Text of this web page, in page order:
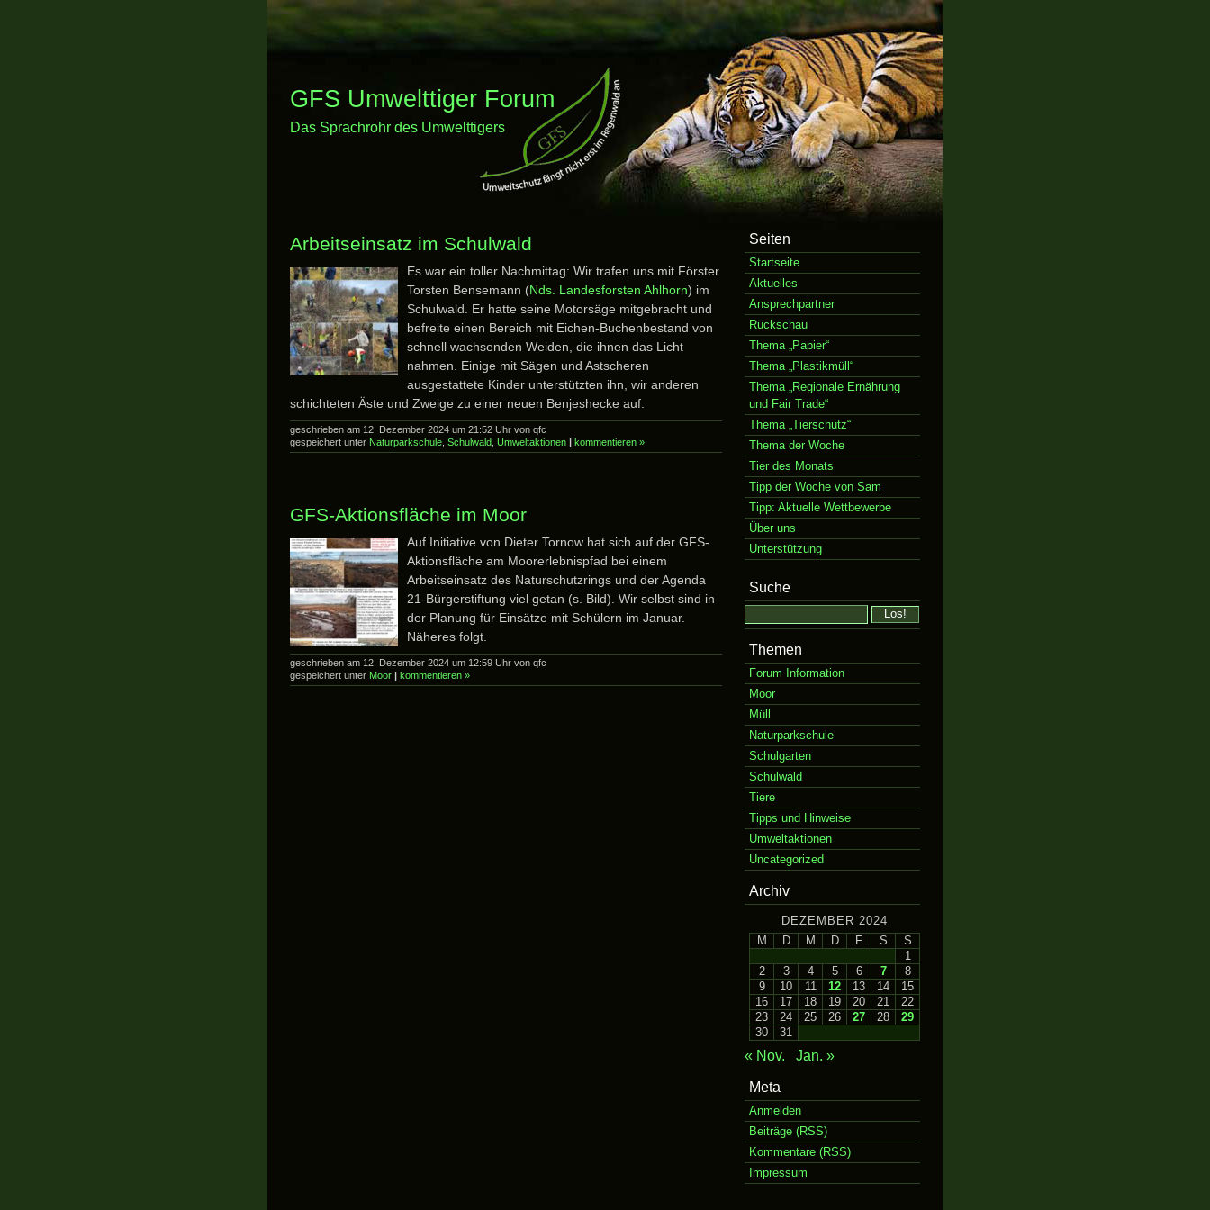
GFS Umwelttiger Forum
Das Sprachrohr des Umwelttigers
Arbeitseinsatz im Schulwald
Es war ein toller Nachmittag: Wir trafen uns mit Förster
Torsten Bensemann (Nds. Landesforsten Ahlhorn) im
Schulwald. Er hatte seine Motorsäge mitgebracht und
befreite einen Bereich mit Eichen-Buchenbestand von
schnell wachsenden Weiden, die ihnen das Licht
nahmen. Einige mit Sägen und Astscheren
ausgestattete Kinder unterstützten ihn, wir anderen
schichteten Äste und Zweige zu einer neuen Benjeshecke auf.
geschrieben am 12. Dezember 2024 um 21:52 Uhr von qfc
gespeichert unter Naturparkschule Schulwald Umweltaktionen | kommentieren »
GFS-Aktionsfläche im Moor
Auf Initiative von Dieter Tornow hat sich auf der GFS-
Aktionsfläche am Moorerlebnispfad bei einem
Arbeitseinsatz des Naturschutzrings und der Agenda
21-Bürgerstiftung viel getan (s. Bild). Wir selbst sind in
der Planung für Einsätze mit Schülern im Januar.
Näheres folgt.
geschrieben am 12. Dezember 2024 um 12:59 Uhr von qfc
gespeichert unter Moor | kommentieren »
Seiten
Startseite
Aktuelles
Ansprechpartner
Rückschau
Thema „Papier“
Thema „Plastikmüll“
Thema „Regionale Ernährung
und Fair Trade“
Thema „Tierschutz“
Thema der Woche
Tier des Monats
Tipp der Woche von Sam
Tipp: Aktuelle Wettbewerbe
Über uns
Unterstützung
Suche
Themen
Forum Information
Moor
Müll
Naturparkschule
Schulgarten
Schulwald
Tiere
Tipps und Hinweise
Umweltaktionen
Uncategorized
Archiv
DEZEMBER 2024
M
D M D F S
S
1
2
3 4 5 6 7
8
9
10 11 12 13 14
15
16
17 18 19 20 21
22
23
24 25 26 27 28
29
30
31
« Nov. Jan. »
Meta
Anmelden
Beiträge (RSS)
Kommentare (RSS)
Impressum